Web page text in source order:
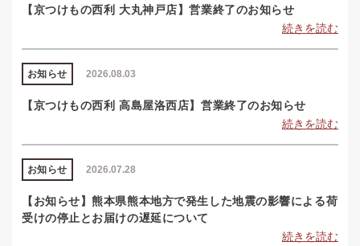
【京つけもの西利 大丸神戸店】営業終了のお知らせ
続きを読む
2026.08.03
お知らせ
【京つけもの西利 高島屋洛西店】営業終了のお知らせ
続きを読む
2026.07.28
お知らせ
【お知らせ】熊本県熊本地方で発生した地震の影響による荷
受けの停止とお届けの遅延について
続きを読む